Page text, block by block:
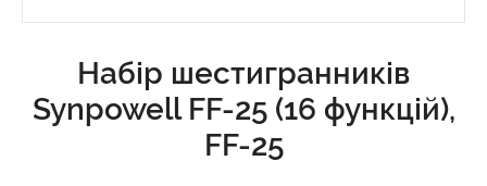
Набір шестигранників
Synpowell FF-25 (16 функцій),
FF-25